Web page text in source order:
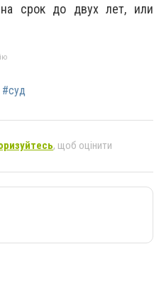
срок до двух лет, или
#суд
, щоб оцінити